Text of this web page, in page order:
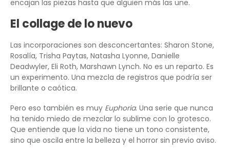
encajan las piezas hasta que alguien más las une.
El collage de lo nuevo
Las incorporaciones son desconcertantes: Sharon Stone,
Rosalía, Trisha Paytas, Natasha Lyonne, Danielle
Deadwyler, Eli Roth, Marshawn Lynch. No es un reparto. Es
un experimento. Una mezcla de registros que podría ser
brillante o caótica.
Pero eso también es muy Euphoria. Una serie que nunca
ha tenido miedo de mezclar lo sublime con lo grotesco.
Que entiende que la vida no tiene un tono consistente,
sino que oscila entre la belleza y el horror sin previo aviso.